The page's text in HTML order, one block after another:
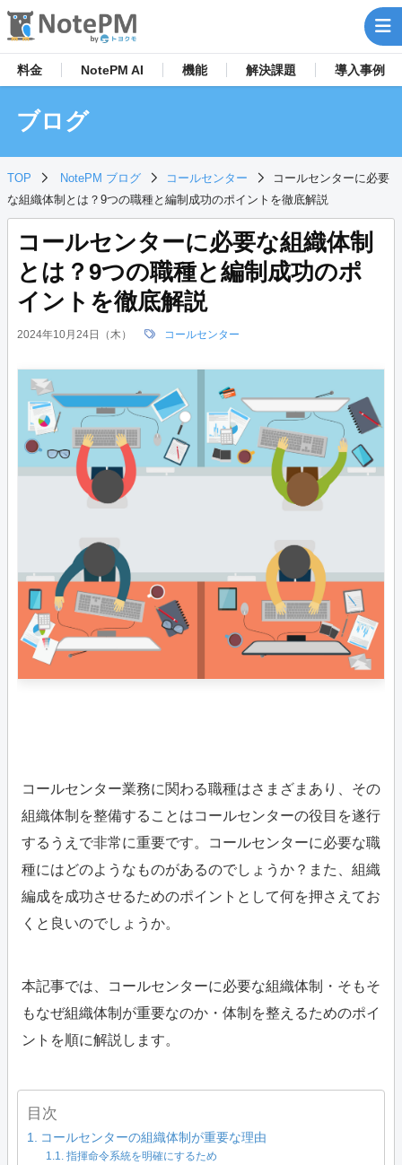
料金 NotePM AI 機能 解決課題 導入事例
ブログ
TOP NotePM ブログ コールセンター
コールセンターに必要
な組織体制とは？9つの職種と編制成功のポイントを徹底解説
コールセンターに必要な組織体制
とは？9つの職種と編制成功のポ
イントを徹底解説
2024年10月24日（木） コールセンター
コールセンター業務に関わる職種はさまざまあり、その
組織体制を整備することはコールセンターの役目を遂行
するうえで非常に重要です。コールセンターに必要な職
種にはどのようなものがあるのでしょうか？また、組織
編成を成功させるためのポイントとして何を押さえてお
くと良いのでしょうか。
本記事では、コールセンターに必要な組織体制・そもそ
もなぜ組織体制が重要なのか・体制を整えるためのポイ
ントを順に解説します。
目次
コールセンターの組織体制が重要な理由
指揮命令系統を明確にするため